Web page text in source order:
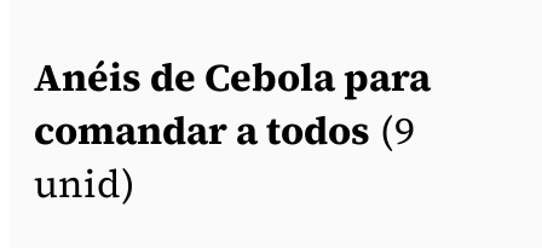
Anéis de Cebola para
comandar a todos (9
unid)